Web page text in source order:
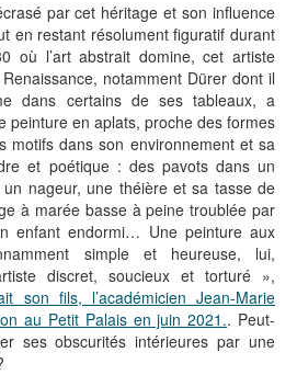
par cet héritage et son influence
en restant résolument figuratif durant
où l’art abstrait domine, cet artiste
notamment Dürer dont il
dans certains de ses tableaux, a
peinture en aplats, proche des formes
motifs dans son environnement et sa
et poétique : des pavots dans un
nageur, une théière et sa tasse de
à marée basse à peine troublée par
enfant endormi… Une peinture aux
simple et heureuse, lui,
discret, soucieux et torturé »,
son fils, l’académicien Jean-Marie
au Petit Palais en juin 2021.. Peut-
ses obscurités intérieures par une